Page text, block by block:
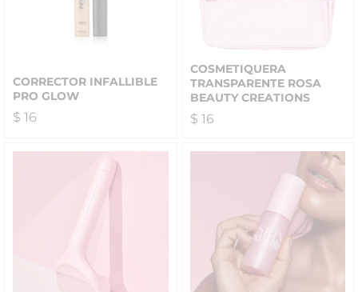
CORRECTOR INFALLIBLE
PRO GLOW
$ 16
COSMETIQUERA
TRANSPARENTE ROSA
BEAUTY CREATIONS
$ 16